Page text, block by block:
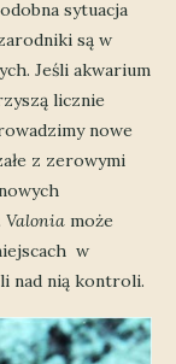
sytuacja
są w
Jeśli akwarium
licznie
nowe
z zerowymi
Valonia może
w
nad nią kontroli.